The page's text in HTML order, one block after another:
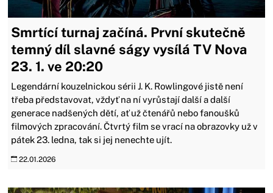
Smrtící turnaj začíná. První skutečně
temný díl slavné ságy vysílá TV Nova
23. 1. ve 20:20
Legendární kouzelnickou sérii J. K. Rowlingové jistě není
třeba představovat, vždyť na ní vyrůstají další a další
generace nadšených dětí, ať už čtenářů nebo fanoušků
filmových zpracování. Čtvrtý film se vrací na obrazovky už v
pátek 23. ledna, tak si jej nenechte ujít.
22.01.2026